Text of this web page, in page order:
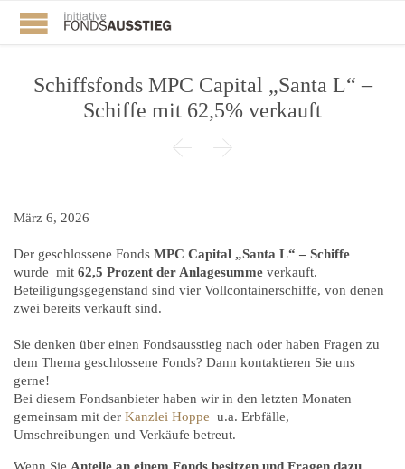
Schiffsfonds MPC Capital „Santa L“ –
Schiffe mit 62,5% verkauft
 
März 6, 2026
Der geschlossene Fonds MPC Capital „Santa L“ – Schiffe
wurde mit 62,5 Prozent der Anlagesumme verkauft.
Beteiligungsgegenstand sind vier Vollcontainerschiffe, von denen
zwei bereits verkauft sind.
Sie denken über einen Fondsausstieg nach oder haben Fragen zu
dem Thema geschlossene Fonds? Dann kontaktieren Sie uns
gerne!
Bei diesem Fondsanbieter haben wir in den letzten Monaten
gemeinsam mit der Kanzlei Hoppe u.a. Erbfälle,
Umschreibungen und Verkäufe betreut.